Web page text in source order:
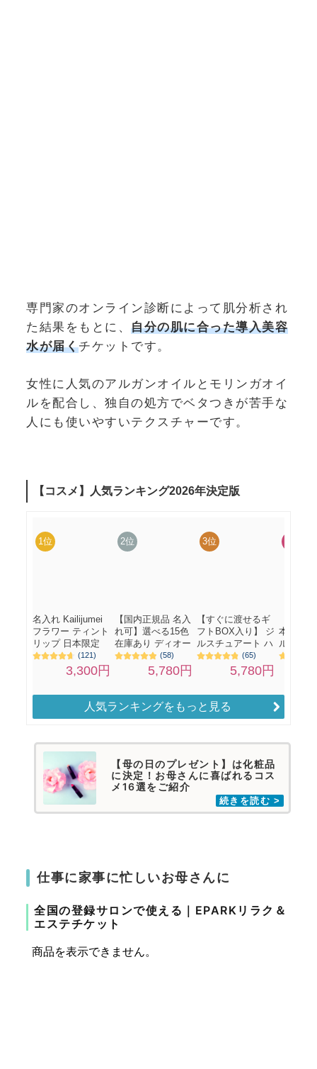
専門家のオンライン診断によって肌分析され
た結果をもとに、 自分の肌に合った導入美容
水が届くチケットです。
女性に人気のアルガンオイルとモリンガオイ
ルを配合し、独自の処方でベタつきが苦手な
人にも使いやすいテクスチャーです。
人気ランキングをもっと見る
【母の日のプレゼント】は化粧品
に決定！お母さんに喜ばれるコス
メ16選をご紹介
仕事に家事に忙しいお母さんに
全国の登録サロンで使える｜EPARKリラク＆
エステチケット